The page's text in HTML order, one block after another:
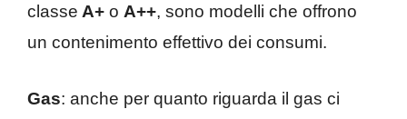
classe A+ o A++, sono modelli che offrono
un contenimento effettivo dei consumi.
Gas: anche per quanto riguarda il gas ci